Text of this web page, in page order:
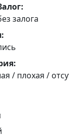
залога
/ плохая /